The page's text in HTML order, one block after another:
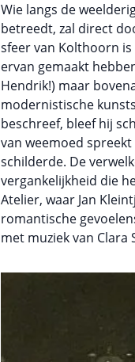
Wie langs de
betreedt, zal direct
sfeer van Kolthoorn
ervan gemaakt
Hendrik!) maar
modernistische
beschreef, bleef hij
van weemoed
schilderde. De
vergankelijkheid die
Atelier, waar Jan
romantische
met muziek van Clara